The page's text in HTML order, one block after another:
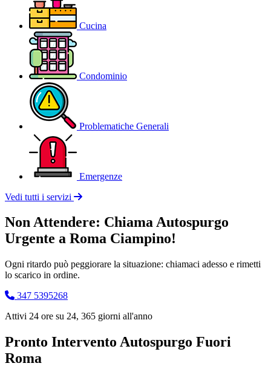
Cucina
Condominio
Problematiche Generali
Emergenze
Vedi tutti i servizi
Non Attendere: Chiama Autospurgo
Urgente a Roma Ciampino!
Ogni ritardo può peggiorare la situazione: chiamaci adesso e rimetti
lo scarico in ordine.
347 5395268
Attivi 24 ore su 24, 365 giorni all'anno
Pronto Intervento Autospurgo Fuori
Roma